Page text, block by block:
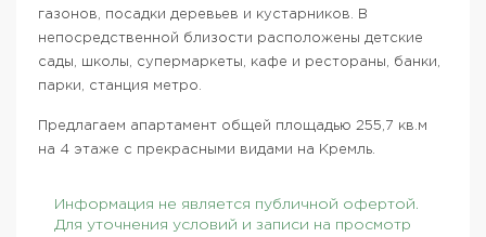
газонов, посадки деревьев и кустарников. В
непосредственной близости расположены детские
сады, школы, супермаркеты, кафе и рестораны, банки,
парки, станция метро.
Предлагаем апартамент общей площадью 255,7 кв.м
на 4 этаже с прекрасными видами на Кремль.
Информация не является публичной офертой.
Для уточнения условий и записи на просмотр